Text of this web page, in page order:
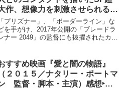
、彼女の伯父さんの家に呼ばれたビク
ールはイヴォンヌに結婚を申し込み、
アメリカ移住を誘います。約束のパリ行
急行列車で彼は待ちますが、イヴォン
は現われません。彼は捜し回リ、やが
て彼女がアンドリックス（美人コンテス
行ったことが分かるのですが・・・
作、想像力を刺激させられる宇
宙人との接触を見事に描く
「プリズナー」、「ボーダーライン」な
を手がけ、2017年公開の「ブレードラ
ナー 2049」の監督にも抜擢されたカナ
ャンの短編小説「あなたの人生の物
」を映画化したSFドラマ。
すすめ映画『愛と闇の物語』
（２０１５／ナタリー・ポートマ
監督・脚本・主演）感想‣建